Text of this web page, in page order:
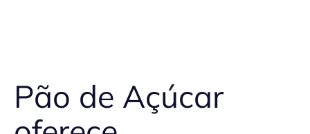
Pão de Açúcar